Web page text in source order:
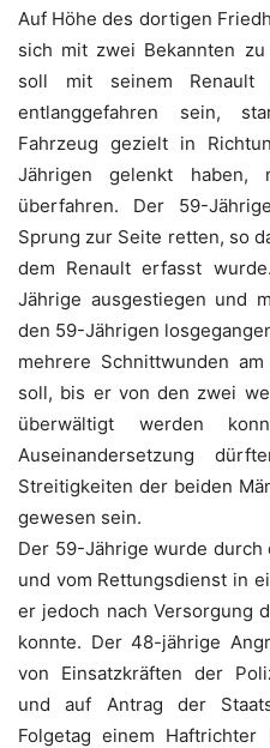
Auf Höhe des dortigen
sich mit zwei Bekannten
soll mit seinem Renault
entlanggefahren sein,
Fahrzeug gezielt in
Jährigen gelenkt haben,
überfahren. Der 59-
Sprung zur Seite retten, so
dem Renault erfasst
Jährige ausgestiegen und
den 59-Jährigen
mehrere Schnittwunden
soll, bis er von den zwei
überwältigt werden
Auseinandersetzung
Streitigkeiten der beiden
gewesen sein.
Der 59-Jährige wurde
und vom Rettungsdienst in
er jedoch nach Versorgung
konnte. Der 48-jährige
von Einsatzkräften der
und auf Antrag der
Folgetag einem